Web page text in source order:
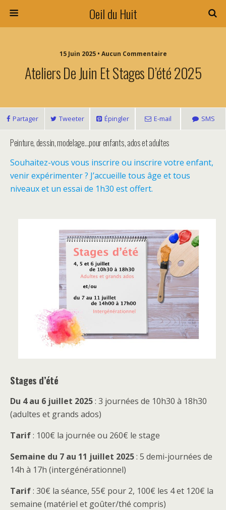
Oeil du Huit
15 Juin 2025 • Aucun Commentaire
Ateliers De Juin Et Stages D’été 2025
Partager Tweeter Épingler E-mail SMS
Peinture, dessin, modelage…pour enfants, ados et adultes
Souhaitez-vous vous inscrire ou inscrire votre enfant,
venir expérimenter ? J’accueille tous âge et tous
niveaux et un essai de 1h30 est offert.
Stages d’été
Du 4 au 6 juillet 2025: 3 journées de 10h30 à 18h30
(adultes et grands ados)
Tarif: 100€ la journée ou 260€ le stage
Semaine du 7 au 11 juillet 2025: 5 demi-journées de
14h à 17h (intergénérationnel)
Tarif: 30€ la séance, 55€ pour 2, ⁠100€ les 4 et ⁠120€ la
semaine (matériel et goûter/thé compris)